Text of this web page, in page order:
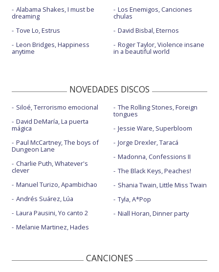
Alabama Shakes, I must be
dreaming
Tove Lo, Estrus
Leon Bridges, Happiness
anytime
Los Enemigos, Canciones
chulas
David Bisbal, Eternos
Roger Taylor, Violence insane
in a beautiful world
NOVEDADES DISCOS
Siloé, Terrorismo emocional
David DeMaría, La puerta
mágica
Paul McCartney, The boys of
Dungeon Lane
Charlie Puth, Whatever's
clever
Manuel Turizo, Apambichao
Andrés Suárez, Lúa
Laura Pausini, Yo canto 2
Melanie Martinez, Hades
The Rolling Stones, Foreign
tongues
Jessie Ware, Superbloom
Jorge Drexler, Taracá
Madonna, Confessions II
The Black Keys, Peaches!
Shania Twain, Little Miss Twain
Tyla, A*Pop
Niall Horan, Dinner party
CANCIONES